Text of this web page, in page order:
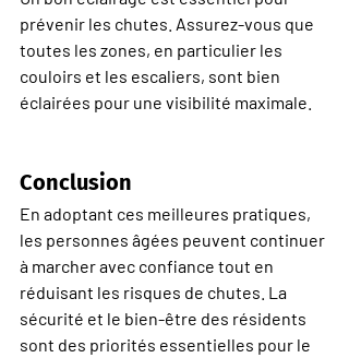
prévenir les chutes. Assurez-vous que
toutes les zones, en particulier les
couloirs et les escaliers, sont bien
éclairées pour une visibilité maximale.
Conclusion
En adoptant ces meilleures pratiques,
les personnes âgées peuvent continuer
à marcher avec confiance tout en
réduisant les risques de chutes. La
sécurité et le bien-être des résidents
sont des priorités essentielles pour le